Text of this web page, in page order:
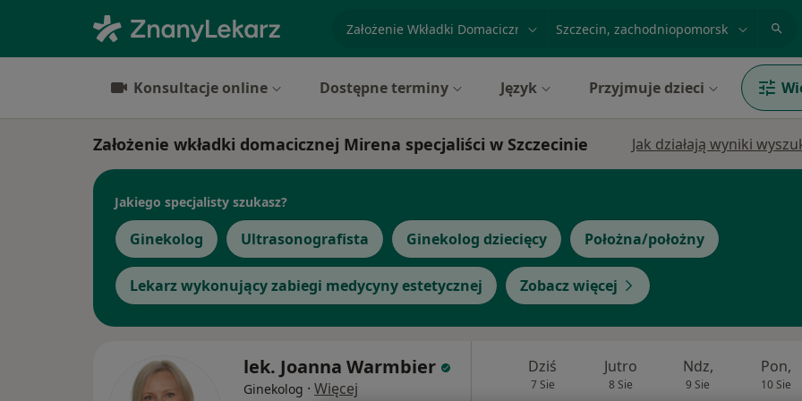
Konsultacje online Dostępne terminy Język Przyjmuje dzieci
Założenie wkładki domacicznej Mirena specjaliści w Szczecinie Jak działają wyniki
Jakiego specjalisty szukasz?
Ginekolog Ultrasonografista Ginekolog dziecięcy Położna/położny
Lekarz wykonujący zabiegi medycyny estetycznej Zobacz więcej
lek. Joanna Warmbier
Ginekolog · Więcej
Dziś
7 Sie
Jutro
8 Sie
Ndz,
9 Sie
Pon,
10 Sie